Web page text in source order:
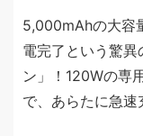
5,000mAhの大容
電完了という驚
ン」！120Wの専
で、あらたに急速